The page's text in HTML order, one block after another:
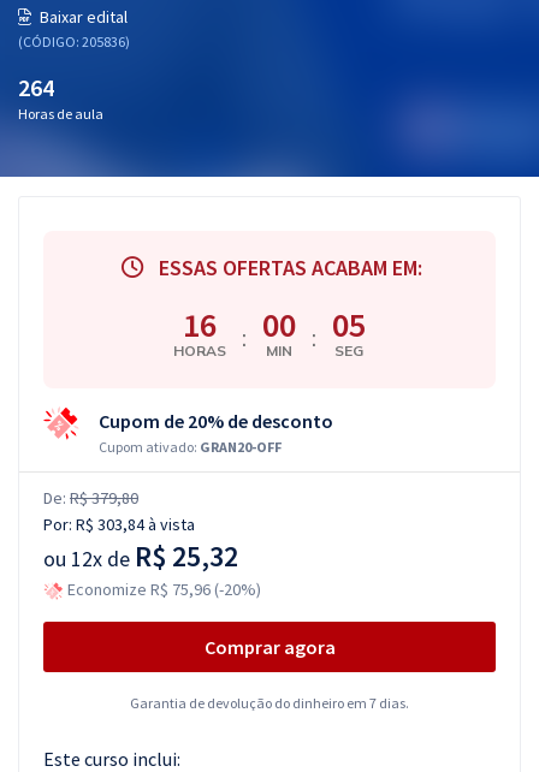
Baixar edital
(CÓDIGO: 205836)
264
Horas de aula
ESSAS OFERTAS ACABAM EM:
16
HORAS : 00
MIN : 04
SEG
Cupom de 20% de desconto
Cupom ativado: GRAN20-OFF
De: R$ 379,80
Por: R$ 303,84à vista
ou 12x de R$ 25,32
Economize R$ 75,96 (-20%)
Comprar agora
Garantia de devolução do dinheiro em 7 dias.
Este curso inclui: